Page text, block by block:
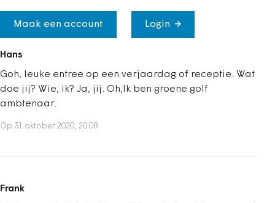
Maak een account Login
Hans
Goh, leuke entree op een verjaardag of receptie. Wat
doe jij? Wie, ik? Ja, jij. Oh,Ik ben groene golf
ambtenaar.
Op 31 oktober 2020, 20:08
Frank